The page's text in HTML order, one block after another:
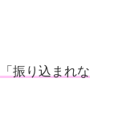
「振り込まれな